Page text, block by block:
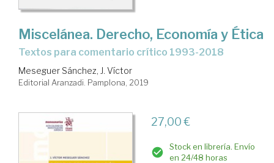
Miscelánea. Derecho, Economía y Ética
Textos para comentario crítico 1993-2018
Meseguer Sánchez, J. Víctor
Editorial Aranzadi. Pamplona, 2019
27,00 €
Stock en librería. Envío
en 24/48 horas